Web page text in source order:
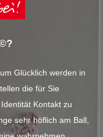
Glücklich werden in
die für Sie
Kontakt zu
sehr höflich am Ball,